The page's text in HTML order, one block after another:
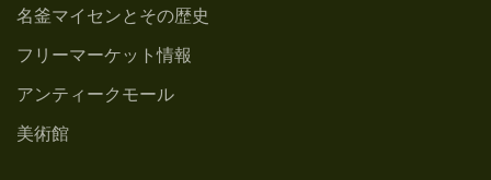
名釜マイセンとその歴史
フリーマーケット情報
アンティークモール
美術館